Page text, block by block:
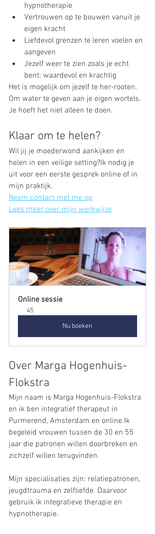
hypnotherapie
Vertrouwen op te bouwen vanuit je
eigen kracht
Liefdevol grenzen te leren voelen en
aangeven
Jezelf weer te zien zoals je echt
bent: waardevol en krachtig
Het is mogelijk om jezelf te her-rooten.
Om water te geven aan je eigen wortels.
Je hoeft het niet alleen te doen.
Klaar om te helen?
Wil jij je moederwond aankijken en
helen in een veilige setting?Ik nodig je
uit voor een eerste gesprek online of in
mijn praktijk.
Neem contact met me op
Lees meer over mijn werkwijze
Online sessie
45
Nu boeken
Over Marga Hogenhuis-
Flokstra
Mijn naam is Marga Hogenhuis-Flokstra
en ik ben integratief therapeut in
Purmerend, Amsterdam en online.Ik
begeleid vrouwen tussen de 30 en 55
jaar die patronen willen doorbreken en
zichzelf willen terugvinden.
Mijn specialisaties zijn: relatiepatronen,
jeugdtrauma en zelfliefde. Daarvoor
gebruik ik integratieve therapie en
hypnotherapie.